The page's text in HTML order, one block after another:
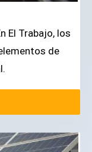
El Trabajo, los
de